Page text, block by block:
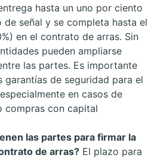
hasta un uno por ciento
de señal y se completa hasta el
en el contrato de arras. Sin
pueden ampliarse
las partes. Es importante
garantías de seguridad para el
en casos de
compras con capital
las partes para firmar la
de arras? El plazo para